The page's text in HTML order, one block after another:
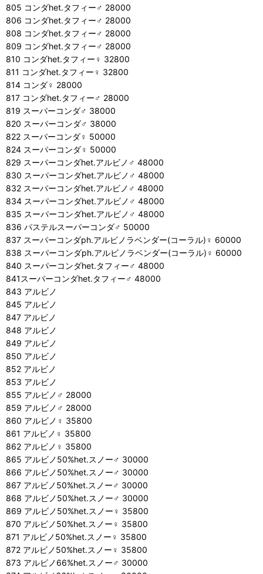
805 コンダhet.タフィー♂ 28000
806 コンダhet.タフィー♂ 28000
808 コンダhet.タフィー♂ 28000
809 コンダhet.タフィー♂ 28000
810 コンダhet.タフィー♀ 32800
811 コンダhet.タフィー♀ 32800
814 コンダ♀ 28000
817 コンダhet.タフィー♂ 28000
819 スーパーコンダ♂ 38000
820 スーパーコンダ♂ 38000
822 スーパーコンダ♀ 50000
824 スーパーコンダ♀ 50000
829 スーパーコンダhet.アルビノ♂ 48000
830 スーパーコンダhet.アルビノ♂ 48000
832 スーパーコンダhet.アルビノ♂ 48000
834 スーパーコンダhet.アルビノ♂ 48000
835 スーパーコンダhet.アルビノ♂ 48000
836 パステルスーパーコンダ♂ 50000
837 スーパーコンダph.アルビノラベンダー(コーラル)♀ 60000
838 スーパーコンダph.アルビノラベンダー(コーラル)♀ 60000
840 スーパーコンダhet.タフィー♂ 48000
841スーパーコンダhet.タフィー♂ 48000
843 アルビノ
845 アルビノ
847 アルビノ
848 アルビノ
849 アルビノ
850 アルビノ
852 アルビノ
853 アルビノ
855 アルビノ♂ 28000
859 アルビノ♂ 28000
860 アルビノ♀ 35800
861 アルビノ♀ 35800
862 アルビノ♀ 35800
865 アルビノ50%het.スノー♂ 30000
866 アルビノ50%het.スノー♂ 30000
867 アルビノ50%het.スノー♂ 30000
868 アルビノ50%het.スノー♂ 30000
869 アルビノ50%het.スノー♀ 35800
870 アルビノ50%het.スノー♀ 35800
871 アルビノ50%het.スノー♀ 35800
872 アルビノ50%het.スノー♀ 35800
873 アルビノ66%het.スノー♂ 30000